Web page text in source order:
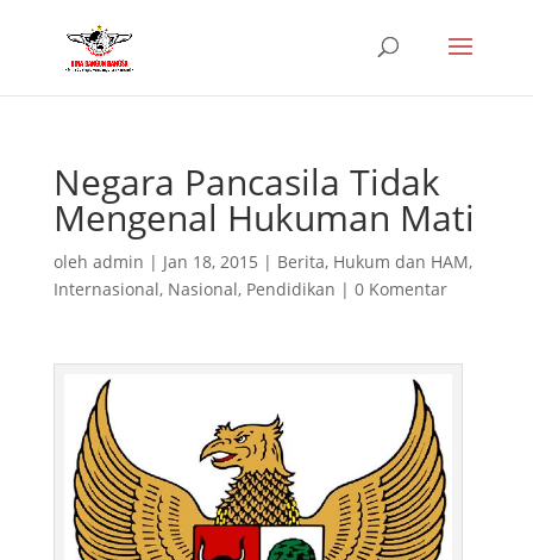
Negara Pancasila Tidak
Mengenal Hukuman Mati
oleh admin | Jan 18, 2015 | Berita, Hukum dan HAM,
Internasional, Nasional, Pendidikan | 0 Komentar